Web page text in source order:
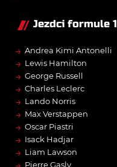
Jezdci formule 1
→ Andrea Kimi Antonelli
→ Lewis Hamilton
→ George Russell
→ Charles Leclerc
→ Lando Norris
→ Max Verstappen
→ Oscar Piastri
→ Isack Hadjar
→ Liam Lawson
Pierre Gasly